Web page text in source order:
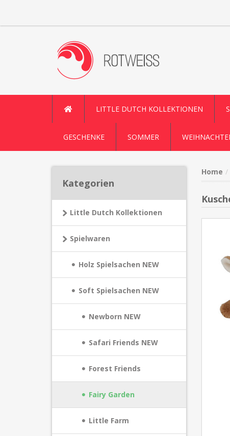
LITTLE DUTCH KOLLEKTIONEN
GESCHENKE SOMMER
Kategorien
Little Dutch Kollektionen
Spielwaren
Holz Spielsachen NEW
Soft Spielsachen NEW
Newborn NEW
Safari Friends NEW
Forest Friends
Fairy Garden
Little Farm
Home